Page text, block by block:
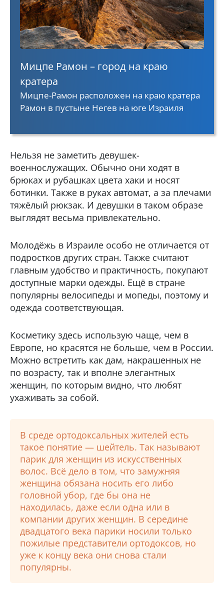
Мицпе Рамон – город на краю
кратера
Мицпе-Рамон расположен на краю кратера
Рамон в пустыне Негев на юге Израиля
Нельзя не заметить девушек-
военнослужащих. Обычно они ходят в
брюках и рубашках цвета хаки и носят
ботинки. Также в руках автомат, а за плечами
тяжёлый рюкзак. И девушки в таком образе
выглядят весьма привлекательно.
Молодёжь в Израиле особо не отличается от
подростков других стран. Также считают
главным удобство и практичность, покупают
доступные марки одежды. Ещё в стране
популярны велосипеды и мопеды, поэтому и
одежда соответствующая.
Косметику здесь использую чаще, чем в
Европе, но красятся не больше, чем в России.
Можно встретить как дам, накрашенных не
по возрасту, так и вполне элегантных
женщин, по которым видно, что любят
ухаживать за собой.
В среде ортодоксальных жителей есть
такое понятие — шейтель. Так называют
парик для женщин из искусственных
волос. Всё дело в том, что замужняя
женщина обязана носить его либо
головной убор, где бы она не
находилась, даже если одна или в
компании других женщин. В середине
двадцатого века парики носили только
пожилые представители ортодоксов, но
уже к концу века они снова стали
популярны.